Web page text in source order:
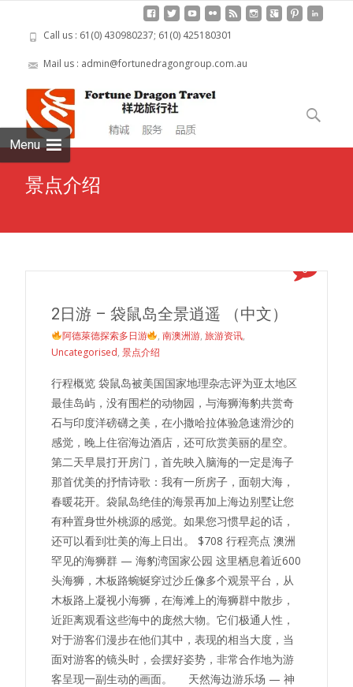
Call us : 61(0) 430980237; 61(0) 425180301
Mail us : admin@fortunedragongroup.com.au
Menu
content
Search
景点介绍
0
2日游 – 袋鼠岛全景逍遥 （中文）
阿德萊德探索多日游 ,南澳洲游,旅游资讯,
Uncategorised, 景点介绍
行程概览 袋鼠岛被美国国家地理杂志评为亚太地区
最佳岛屿，没有围栏的动物园，与海狮海豹共赏奇
石与印度洋磅礴之美，在小撒哈拉体验急速滑沙的
感觉，晚上住宿海边酒店，还可欣赏美丽的星空。
第二天早晨打开房门，首先映入脑海的一定是海子
那首优美的抒情诗歌：我有一所房子，面朝大海，
春暖花开。袋鼠岛绝佳的海景再加上海边别墅让您
有种置身世外桃源的感觉。如果您习惯早起的话，
还可以看到壮美的海上日出。 $708 行程亮点 澳洲
罕见的海狮群 — 海豹湾国家公园 这里栖息着近600
头海狮，木板路蜿蜒穿过沙丘像多个观景平台，从
木板路上凝视小海狮，在海滩上的海狮群中散步，
近距离观看这些海中的庞然大物。它们极通人性，
对于游客们漫步在他们其中，表现的相当大度，当
面对游客的镜头时，会摆好姿势，非常合作地为游
客呈现一副生动的画面。 天然海边游乐场 — 神